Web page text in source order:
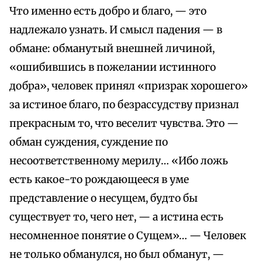
Что именно есть добро и благо, — это
надлежало узнать. И смысл падения — в
обмане: обманутый внешней личиной,
«ошибившись в пожелании истинного
добра», человек принял «призрак хорошего»
за истиное благо, по безрассудству признал
прекрасным то, что веселит чувства. Это —
обман суждения, суждение по
несоответственному мерилу… «Ибо ложь
есть какое-то рождающееся в уме
представление о несущем, будто бы
существует то, чего нет, — а истина есть
несомненное понятие о Сущем»… — Человек
не только обманулся, но был обманут, —